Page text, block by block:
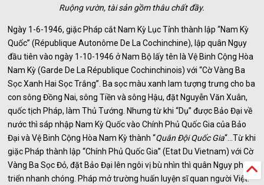
Ruộng vườn, tài sản gồm thâu chất đầy.
Ngày 1-6-1946, giặc Pháp cắt Nam Kỳ Lục Tỉnh thành lập “Nam Kỳ
Quốc” (République Autonôme De La Cochinchine), lập quân Ngụy
đầu tiên vào ngày 1-10-1946 ở Nam Bộ lấy tên là Vệ Binh Cộng Hòa
Nam Kỳ (Garde De La République Cochinchinois) với “Cờ Vàng Ba
Sọc Xanh Hai Sọc Trắng”. Ba sọc màu xanh lam tượng trưng cho ba
con sông Đồng Nai, sông Tiền và sông Hậu, đặt Nguyễn Văn Xuân,
quốc tịch Pháp, làm Thủ Tướng. Nhưng từ khi “Dụ” được Bảo Đại về
nước thì sáp nhập Nam Kỳ Quốc vào Chính Phủ Quốc Gia của Bảo
Đại và Vệ Binh Cộng Hòa Nam Kỳ thành “Quân Đội Quốc Gia“…Từ khi
giặc Pháp thành lập “Chính Phủ Quốc Gia” (Etat Du Vietnam) với Cờ
Vàng Ba Sọc Đỏ, đặt Bảo Đại lên ngôi vị bù nhìn thì quân Ngụy phát
triển nhanh chóng. Pháp mở trường huấn luyện sĩ quan người Việt.